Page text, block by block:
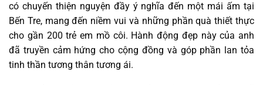
có chuyến thiện nguyện đầy ý nghĩa đến một mái ấm tại
Bến Tre, mang đến niềm vui và những phần quà thiết thực
cho gần 200 trẻ em mồ côi. Hành động đẹp này của anh
đã truyền cảm hứng cho cộng đồng và góp phần lan tỏa
tinh thần tương thân tương ái.